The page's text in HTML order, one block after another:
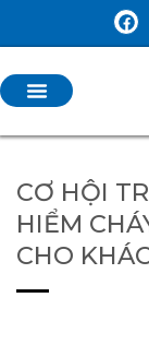
CƠ HỘI
HIỂM
CHO